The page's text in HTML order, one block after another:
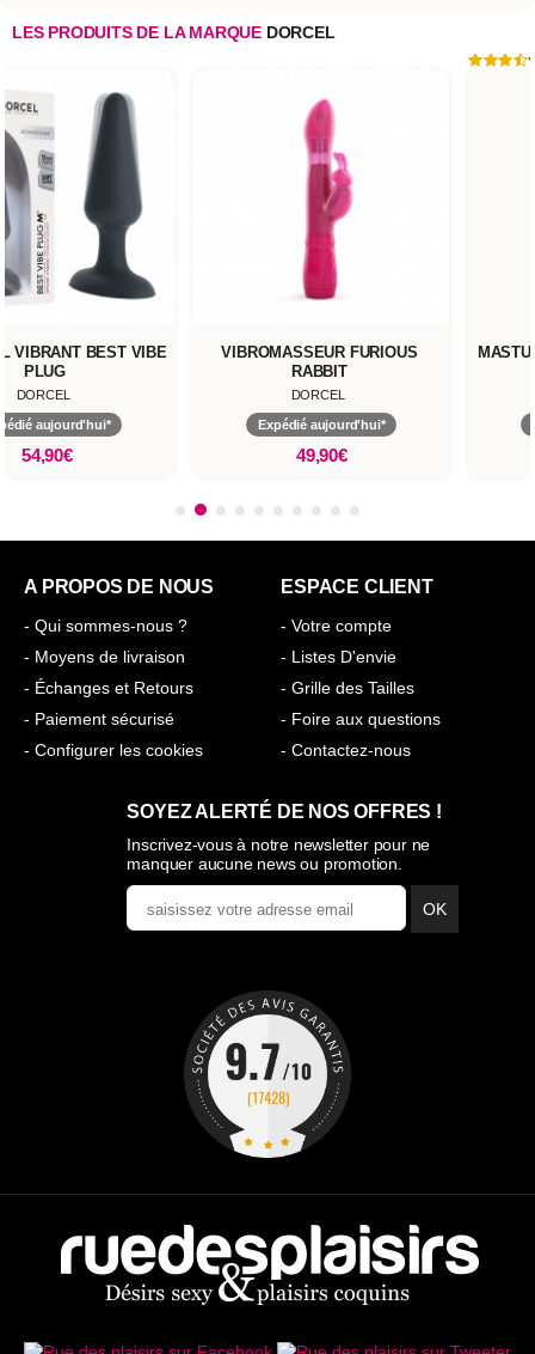
LES PRODUITS DE LA MARQUE DORCEL
VIBRANT BEST VIBE
PLUG
DORCEL
aujourd'hui*
54,90€
VIBROMASSEUR FURIOUS
RABBIT
DORCEL
Expédié aujourd'hui*
49,90€
A PROPOS DE NOUS
- Qui sommes-nous ?
- Moyens de livraison
- Échanges et Retours
- Paiement sécurisé
- Configurer les cookies
ESPACE CLIENT
- Votre compte
- Listes D'envie
- Grille des Tailles
- Foire aux questions
- Contactez-nous
SOYEZ ALERTÉ DE NOS OFFRES !
Inscrivez-vous à notre newsletter pour ne
manquer aucune news ou promotion.
OK